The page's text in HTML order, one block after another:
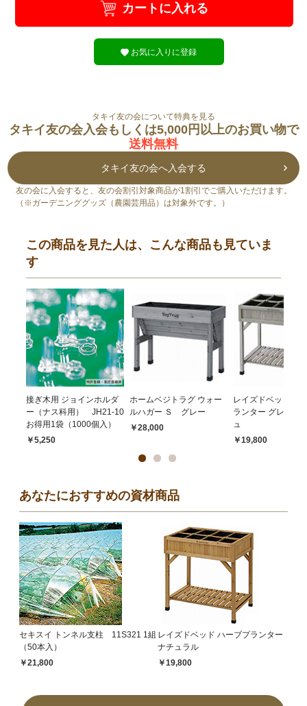
カートに入れる
お気に入りに登録
タキイ友の会について特典を見る
タキイ友の会入会もしくは5,000円以上のお買い物で
送料無料
タキイ友の会へ入会する
友の会に入会すると、友の会割引対象商品が1割引でご購入いただけます。
（※ガーデニンググッズ（農園芸用品）は対象外です。）
この商品を見た人は、こんな商品も見ていま
す
接ぎ木用 ジョインホルダ
ー（ナス科用） JH21-10
お得用1袋（1000個入）
￥5,250
ホームベジトラグ ウォー
ルハガー Ｓ グレー
￥28,000
レイズドベッド ハ
ランター グレイウ
ュ
￥19,800
あなたにおすすめの資材商品
セキスイ トンネル支柱 11S321 1組
（50本入）
￥21,800
レイズドベッド ハーブプランター
ナチュラル
￥19,800